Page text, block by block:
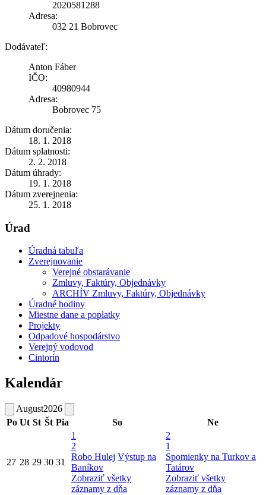
2020581288
Adresa:
032 21 Bobrovec
Dodávateľ:
Anton Fáber
IČO:
40980944
Adresa:
Bobrovec 75
Dátum doručenia:
18. 1. 2018
Dátum splatnosti:
2. 2. 2018
Dátum úhrady:
19. 1. 2018
Dátum zverejnenia:
25. 1. 2018
Úrad
Úradná tabuľa
Zverejnovanie
Verejné obstarávanie
Zmluvy, Faktúry, Objednávky
ARCHÍV Zmluvy, Faktúry, Objednávky
Úradné hodiny
Miestne dane a poplatky
Projekty
Odpadové hospodárstvo
Verejný vodovod
Cintorín
Kalendár
August2026
Po Ut St Št Pia So Ne
27 28 29 30 31
1
2
Robo Hulej Výstup na
Baníkov
Zobraziť všetky
záznamy z dňa
2
1
Spomienky na Turkov a
Tatárov
Zobraziť všetky
záznamy z dňa